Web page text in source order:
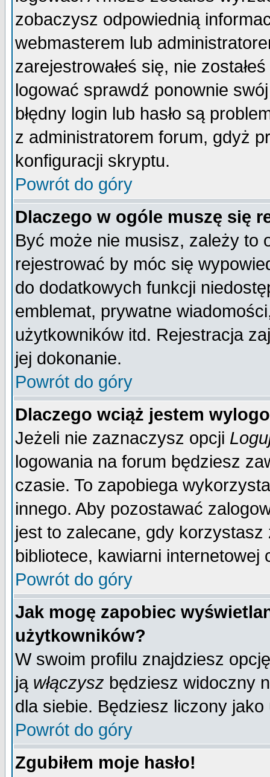
zobaczysz odpowiednią
webmasterem lub
zarejestrowałeś się, nie
logować sprawdź ponownie
błędny login lub hasło są
z administratorem forum, gdyż
konfiguracji skryptu.
Powrót do góry
Dlaczego w ogóle muszę się
Być może nie musisz, zależy to
rejestrować by móc się
do dodatkowych funkcji
emblemat, prywatne
użytkowników itd. Rejestracja
jej dokonanie.
Powrót do góry
Dlaczego wciąż jestem
Jeżeli nie zaznaczysz opcji
logowania na forum będziesz
czasie. To zapobiega
innego. Aby pozostawać
jest to zalecane, gdy
bibliotece, kawiarni internetowej
Powrót do góry
Jak mogę zapobiec
użytkowników?
W swoim profilu znajdziesz
ją włączysz będziesz widoczny
dla siebie. Będziesz liczony
Powrót do góry
Zgubiłem moje hasło!